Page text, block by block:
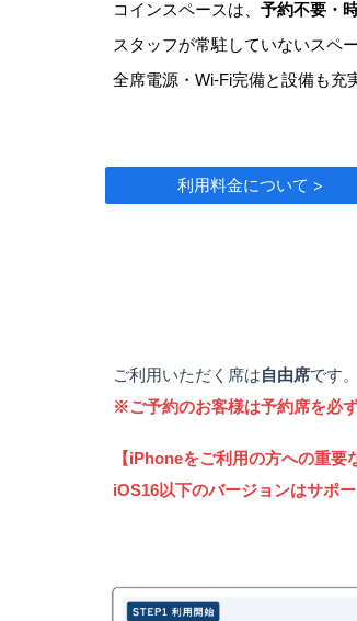
コインスペースは、 予約不要・
スタッフが常駐していないスペ
全席電源・Wi-Fi完備と設備も充
利用料金について >
ご利用いただく席は自由席です
※ご予約のお客様は予約席を必
【iPhoneをご利用の方への重要
iOS16以下のバージョンはサポ